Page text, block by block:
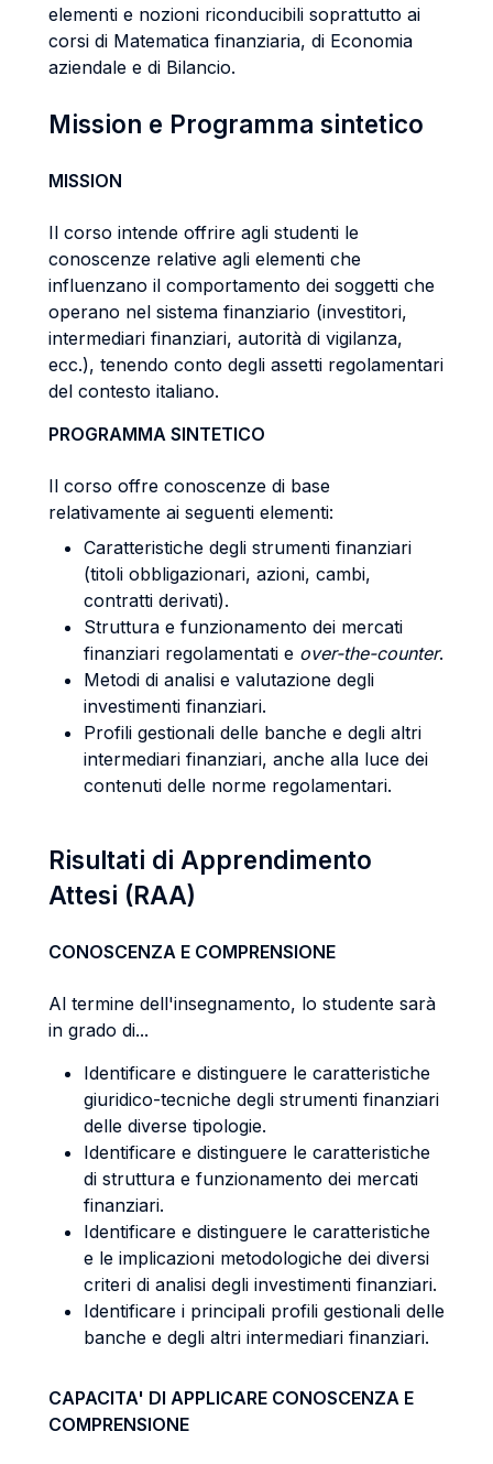
elementi e nozioni riconducibili soprattutto ai
corsi di Matematica finanziaria, di Economia
aziendale e di Bilancio.
Mission e Programma sintetico
MISSION
Il corso intende offrire agli studenti le
conoscenze relative agli elementi che
influenzano il comportamento dei soggetti che
operano nel sistema finanziario (investitori,
intermediari finanziari, autorità di vigilanza,
ecc.), tenendo conto degli assetti regolamentari
del contesto italiano.
PROGRAMMA SINTETICO
Il corso offre conoscenze di base
relativamente ai seguenti elementi:
Caratteristiche degli strumenti finanziari
(titoli obbligazionari, azioni, cambi,
contratti derivati).
Struttura e funzionamento dei mercati
finanziari regolamentati e over-the-counter.
Metodi di analisi e valutazione degli
investimenti finanziari.
Profili gestionali delle banche e degli altri
intermediari finanziari, anche alla luce dei
contenuti delle norme regolamentari.
Risultati di Apprendimento
Attesi (RAA)
CONOSCENZA E COMPRENSIONE
Al termine dell'insegnamento, lo studente sarà
in grado di...
Identificare e distinguere le caratteristiche
giuridico-tecniche degli strumenti finanziari
delle diverse tipologie.
Identificare e distinguere le caratteristiche
di struttura e funzionamento dei mercati
finanziari.
Identificare e distinguere le caratteristiche
e le implicazioni metodologiche dei diversi
criteri di analisi degli investimenti finanziari.
Identificare i principali profili gestionali delle
banche e degli altri intermediari finanziari.
CAPACITA' DI APPLICARE CONOSCENZA E
COMPRENSIONE